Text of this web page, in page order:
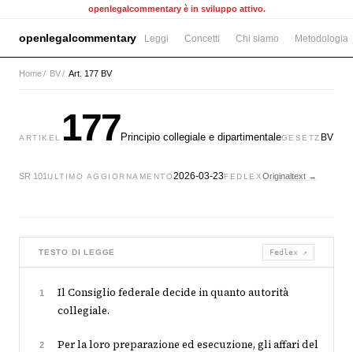
openlegalcommentary è in sviluppo attivo.
openlegalcommentary Leggi Concetti Chi siamo Metodologia
Home/ BV/ Art. 177 BV
ARTIKEL 177Principio collegiale e dipartimentaleGESETZ BV
SR 101ULTIMO AGGIORNAMENTO2026-03-23FEDLEXOriginaltext →
TESTO DI LEGGE Fedlex ↗
1
Il Consiglio federale decide in quanto autorità
collegiale.
2
Per la loro preparazione ed esecuzione, gli affari del